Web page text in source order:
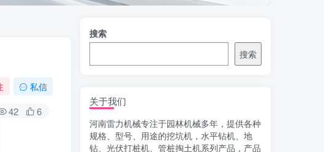
私信
42 6
搜索
搜索
关于我们
河南雷力机械专注于园林机械多年，提供各种
规格、型号、用途的挖坑机，水平钻机、地
钻、光伏打桩机、管桩掏土机系列产品，产品